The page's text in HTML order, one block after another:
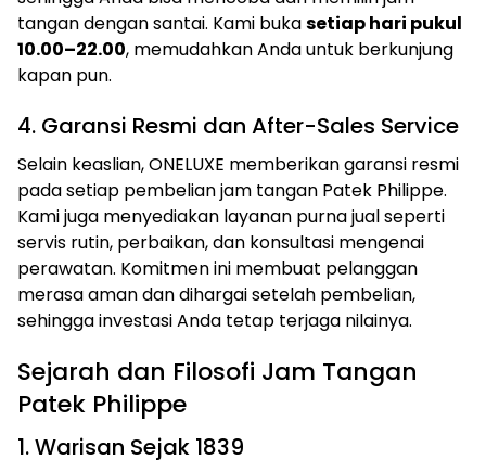
tangan dengan santai. Kami bukasetiap hari pukul
10.00–22.00, memudahkan Anda untuk berkunjung
kapan pun.
4. Garansi Resmi dan After-Sales Service
Selain keaslian, ONELUXE memberikan garansi resmi
pada setiap pembelian jam tangan Patek Philippe.
Kami juga menyediakan layanan purna jual seperti
servis rutin, perbaikan, dan konsultasi mengenai
perawatan. Komitmen ini membuat pelanggan
merasa aman dan dihargai setelah pembelian,
sehingga investasi Anda tetap terjaga nilainya.
Sejarah dan Filosofi Jam Tangan
Patek Philippe
1. Warisan Sejak 1839